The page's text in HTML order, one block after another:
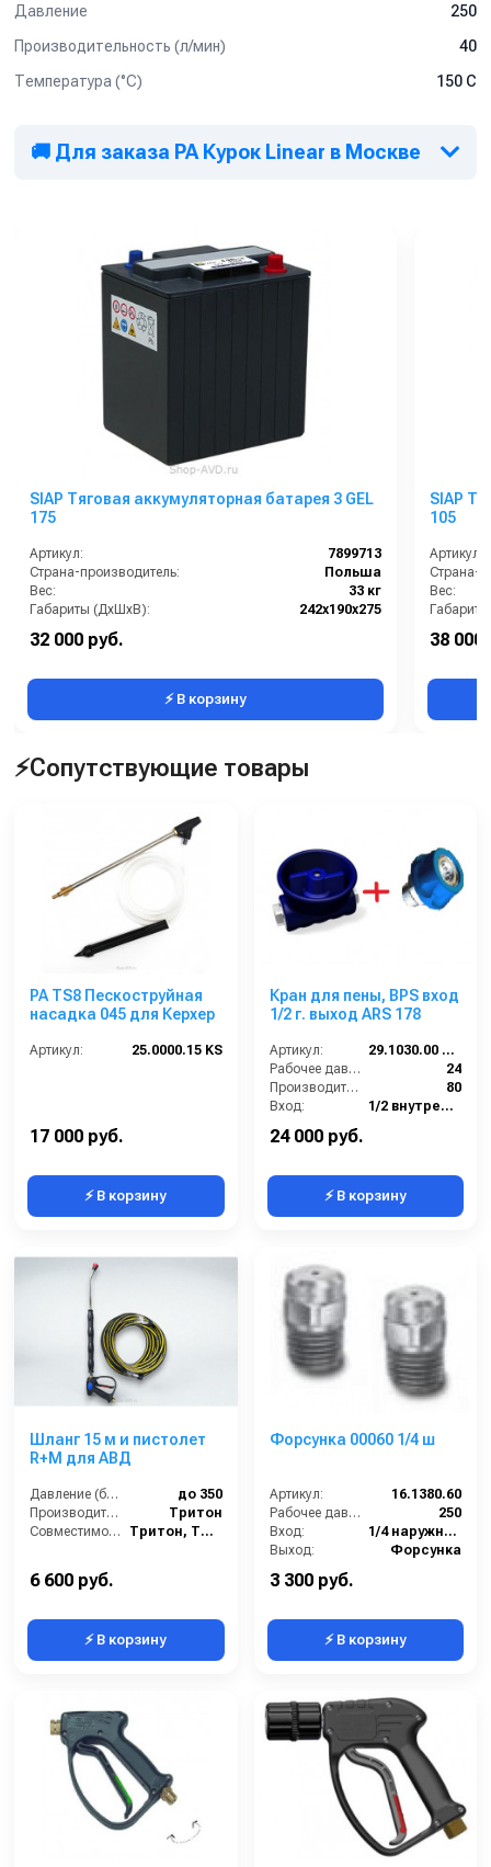
Давление
250
Производительность (л/мин)
40
Температура (°C)
150 С
🚚 Для заказа PA Курок Linear в Москве
SIAP Тяговая аккумуляторная батарея 3 GEL
175
Артикул:
7899713
Страна-производитель:
Польша
Вес:
33 кг
Габариты (ДхШхВ):
242х190х275
32 000 руб.
⚡ В корзину
SIAP
105
Артикул:
Страна-
Вес:
38 000
⚡Сопутствующие товары
PA TS8 Пескоструйная
насадка 045 для Керхер
Артикул: 25.0000.15 KS
17 000 руб.
⚡ В корзину
Кран для пены, BPS вход
1/2 г. выход ARS 178
Артикул:
29.1030.00 ARS178
Рабочее давление (бар):
24
Производительность (л/мин):
80
Вход:
1/2 внутренняя резьба
24 000 руб.
⚡ В корзину
Шланг 15 м и пистолет
R+M для АВД
Давление (бар):
до 350
Производитель:
Тритон
Совместимость:
Тритон, TOR, HAWK, COMET, BERTOLINI и др
6 600 руб.
⚡ В корзину
Форсунка 00060 1/4 ш
Артикул:
16.1380.60
Рабочее давление (бар):
250
Вход:
1/4 наружняя резьба
Выход:
Форсунка
3 300 руб.
⚡ В корзину